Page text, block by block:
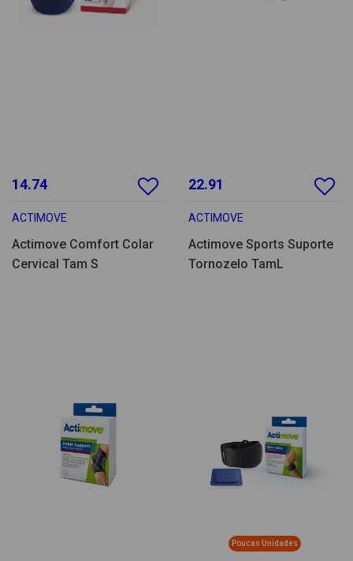
14.74
ACTIMOVE
Actimove Comfort Colar
Cervical Tam S
22.91
ACTIMOVE
Actimove Sports Suporte
Tornozelo TamL
Poucas Unidades